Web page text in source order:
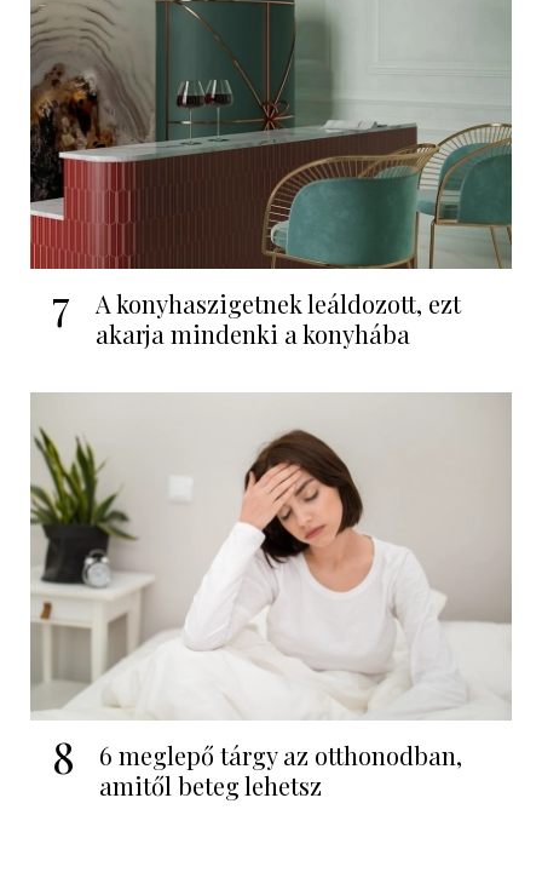
7
A konyhaszigetnek leáldozott, ezt
akarja mindenki a konyhába
8
6 meglepő tárgy az otthonodban,
amitől beteg lehetsz